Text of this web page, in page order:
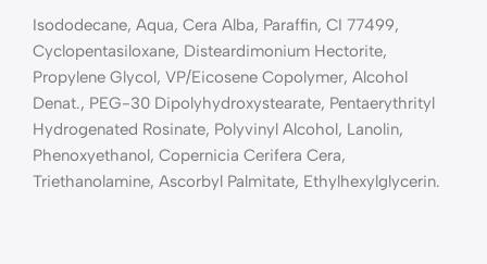
Isododecane, Aqua, Cera Alba, Paraffin, CI 77499,
Cyclopentasiloxane, Disteardimonium Hectorite,
Propylene Glycol, VP/Eicosene Copolymer, Alcohol
Denat., PEG-30 Dipolyhydroxystearate, Pentaerythrityl
Hydrogenated Rosinate, Polyvinyl Alcohol, Lanolin,
Phenoxyethanol, Copernicia Cerifera Cera,
Triethanolamine, Ascorbyl Palmitate, Ethylhexylglycerin.